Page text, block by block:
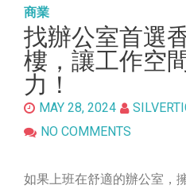
商業
找辦公室首選
樓，讓工作空
力！
MAY 28, 2024
NO COMMENTS
如果上班在舒適的辦公室，